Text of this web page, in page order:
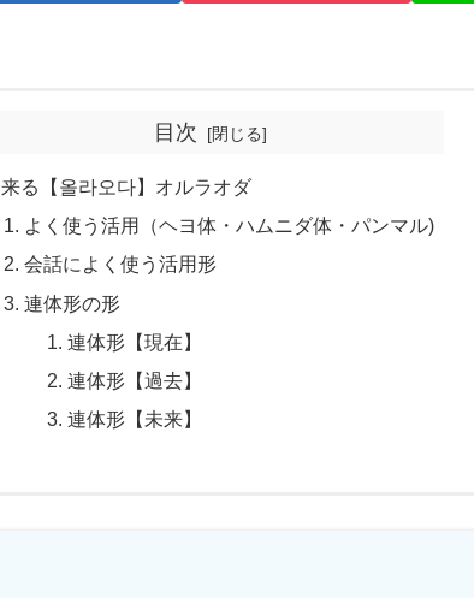
目次
来る【올라오다】オルラオダ
よく使う活用（ヘヨ体・ハムニダ体・パンマル)
会話によく使う活用形
連体形の形
連体形【現在】
連体形【過去】
連体形【未来】